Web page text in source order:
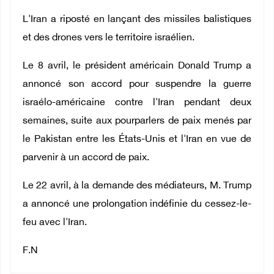
L'Iran a riposté en lançant des missiles balistiques
et des drones vers le territoire israélien.
Le 8 avril, le président américain Donald Trump a
annoncé son accord pour suspendre la guerre
israélo-américaine contre l'Iran pendant deux
semaines, suite aux pourparlers de paix menés par
le Pakistan entre les États-Unis et l'Iran en vue de
parvenir à un accord de paix.
Le 22 avril, à la demande des médiateurs, M. Trump
a annoncé une prolongation indéfinie du cessez-le-
feu avec l'Iran.
F.N